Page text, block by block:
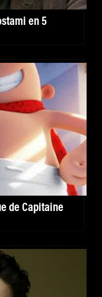
en 5
de Capitaine